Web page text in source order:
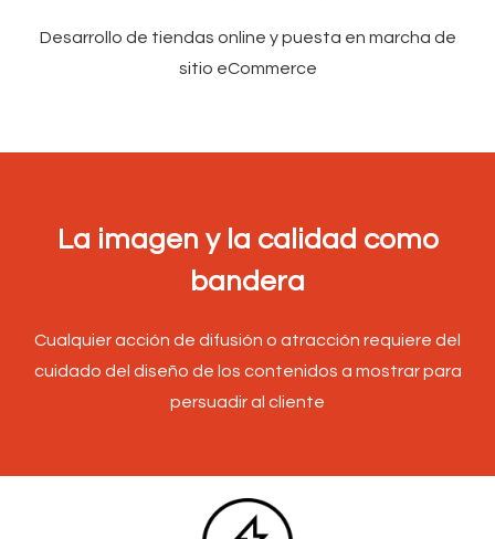
Desarrollo de tiendas online y puesta en marcha de
sitio eCommerce
La imagen y la calidad como
bandera
Cualquier acción de difusión o atracción requiere del
cuidado del diseño de los contenidos a mostrar para
persuadir al cliente